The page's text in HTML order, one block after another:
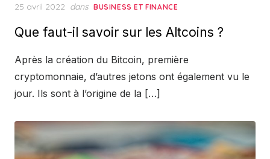
Posted
25 avril 2022 dans BUSINESS ET FINANCE
Que faut-il savoir sur les Altcoins ?
Après la création du Bitcoin, première
cryptomonnaie, d’autres jetons ont également vu le
jour. Ils sont à l’origine de la […]